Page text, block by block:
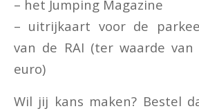
– het Jumping Magazine
– uitrijkaart voor de
van de RAI (ter waarde van
euro)
Wil jij kans maken? Bestel